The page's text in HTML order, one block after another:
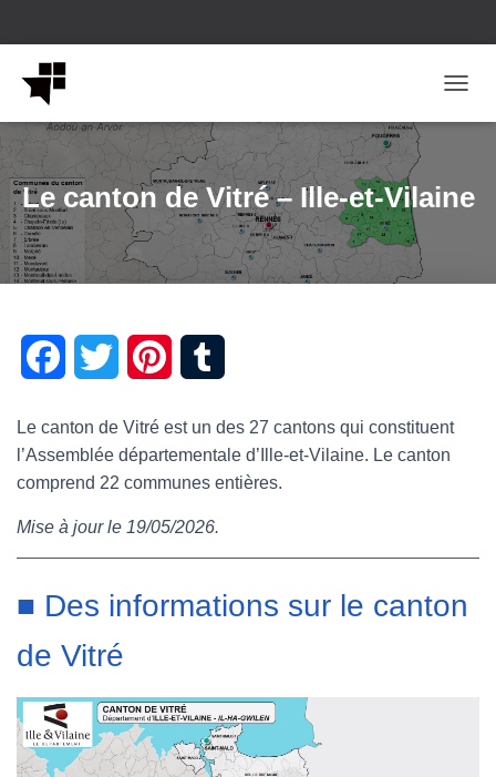
Le canton de Vitré – Ille-et-Vilaine
e
b
o
k
t
r
t
e
e
t
m
b
Le canton de Vitré est un des 27 cantons qui constituent
l’Assemblée départementale d’Ille-et-Vilaine. Le canton
comprend 22 communes entières.
Mise à jour le 19/05/2026.
■ Des informations sur le canton
de Vitré